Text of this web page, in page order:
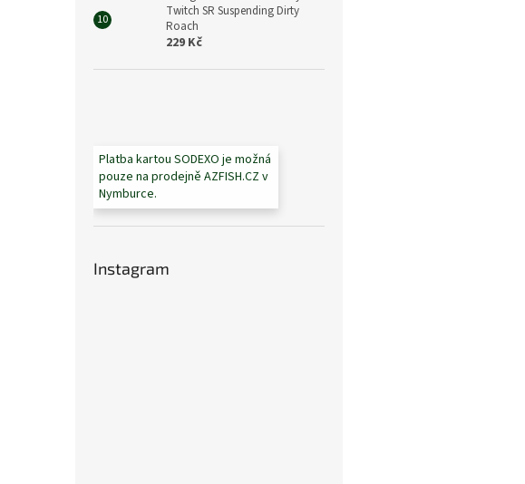
Twitch SR Suspending Dirty
Roach
229 Kč
Platba kartou SODEXO je možná
pouze na prodejně AZFISH.CZ v
Nymburce.
Instagram